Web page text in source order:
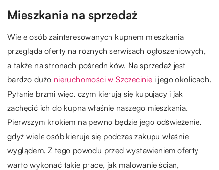
Mieszkania na sprzedaż
Wiele osób zainteresowanych kupnem mieszkania
przegląda oferty na różnych serwisach ogłoszeniowych,
a także na stronach pośredników. Na sprzedaż jest
bardzo dużo nieruchomości w Szczecinie i jego okolicach.
Pytanie brzmi więc, czym kierują się kupujący i jak
zachęcić ich do kupna właśnie naszego mieszkania.
Pierwszym krokiem na pewno będzie jego odświeżenie,
gdyż wiele osób kieruje się podczas zakupu właśnie
wyglądem. Z tego powodu przed wystawieniem oferty
warto wykonać takie prace, jak malowanie ścian,